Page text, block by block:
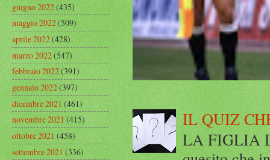
IL QUIZ
LA FIGLIA
giugno 2022(435)
maggio 2022(509)
aprile 2022(428)
marzo 2022(547)
febbraio 2022(391)
gennaio 2022(397)
dicembre 2021(461)
novembre 2021(415)
ottobre 2021(458)
settembre 2021(336)